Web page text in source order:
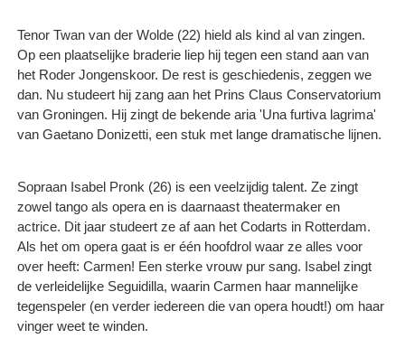
Tenor Twan van der Wolde (22) hield als kind al van zingen.
Op een plaatselijke braderie liep hij tegen een stand aan van
het Roder Jongenskoor. De rest is geschiedenis, zeggen we
dan. Nu studeert hij zang aan het Prins Claus Conservatorium
van Groningen. Hij zingt de bekende aria 'Una furtiva lagrima'
van Gaetano Donizetti, een stuk met lange dramatische lijnen.
Sopraan Isabel Pronk (26) is een veelzijdig talent. Ze zingt
zowel tango als opera en is daarnaast theatermaker en
actrice. Dit jaar studeert ze af aan het Codarts in Rotterdam.
Als het om opera gaat is er één hoofdrol waar ze alles voor
over heeft: Carmen! Een sterke vrouw pur sang. Isabel zingt
de verleidelijke Seguidilla, waarin Carmen haar mannelijke
tegenspeler (en verder iedereen die van opera houdt!) om haar
vinger weet te winden.